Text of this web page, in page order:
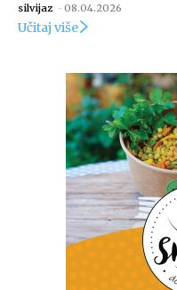
silvijaz - 08.04.2026
Učitaj više